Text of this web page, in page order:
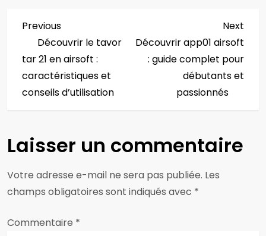
N
a
v
g
a
t
i
Previous
Post
Previous
Découvrir le tavor
tar 21 en airsoft :
caractéristiques et
conseils d’utilisation
Next
Découvrir app01 airsoft
: guide complet pour
débutants et
passionnés
Laisser un commentaire
Votre adresse e-mail ne sera pas publiée. Les
champs obligatoires sont indiqués avec *
Commentaire *